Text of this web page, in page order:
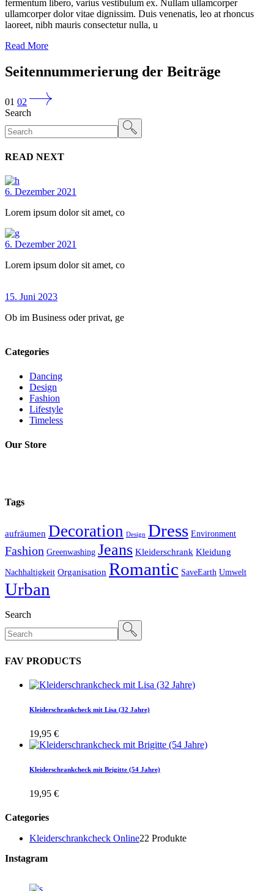
fermentum libero, varius vestibulum ex. Nullam ullamcorper
ullamcorper dolor vitae dignissim. Duis venenatis, leo at rhoncus
laoreet, nibh mauris consectetur nulla, u
Read More
Seitennummerierung der Beiträge
01 02
Search
READ NEXT
6. Dezember 2021
Lorem ipsum dolor sit amet, co
6. Dezember 2021
Lorem ipsum dolor sit amet, co
15. Juni 2023
Ob im Business oder privat, ge
Categories
Dancing
Design
Fashion
Lifestyle
Timeless
Our Store
Tags
aufräumen Decoration Design Dress Environment
Fashion Greenwashing Jeans Kleiderschrank Kleidung
Nachhaltigkeit Organisation Romantic SaveEarth Umwelt
Urban
Search
FAV PRODUCTS
Kleiderschrankcheck mit Lisa (32 Jahre)
19,95 €
Kleiderschrankcheck mit Brigitte (54 Jahre)
19,95 €
Categories
Kleiderschrankcheck Online22 Produkte
Instagram